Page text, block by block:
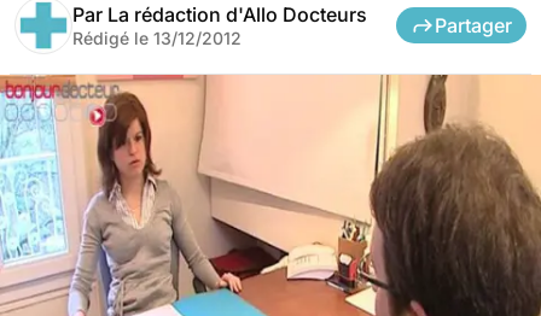
Par La rédaction d'Allo Docteurs
Rédigé le 13/12/2012
Partager